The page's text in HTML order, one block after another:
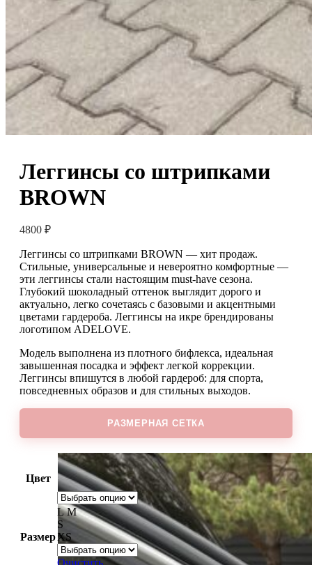
Леггинсы со штрипками
BROWN
4800 ₽
Леггинсы со штрипками BROWN — хит продаж.
Стильные, универсальные и невероятно комфортные —
эти леггинсы стали настоящим must-have сезона.
Глубокий шоколадный оттенок выглядит дорого и
актуально, легко сочетаясь с базовыми и акцентными
цветами гардероба. Леггинсы на икре брендированы
логотипом ADELOVE.
Модель выполнена из плотного бифлекса, идеальная
завышенная посадка и эффект легкой коррекции.
Леггинсы впишутся в любой гардероб: для спорта,
повседневных образов и для стильных выходов.
РАЗМЕРНАЯ СЕТКА
Цвет
Размер
L M
S
XS
Очистить